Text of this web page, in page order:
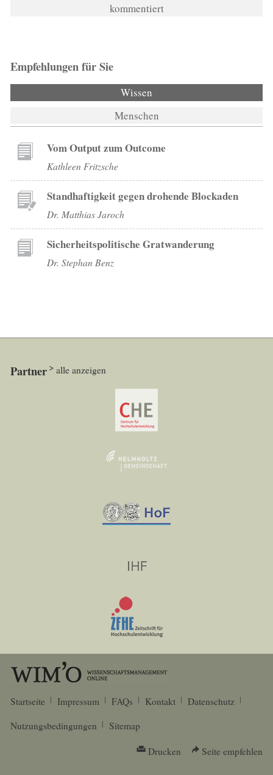
kommentiert
Empfehlungen für Sie
Wissen
Menschen
Vom Output zum Outcome
Kathleen Fritzsche
Standhaftigkeit gegen drohende Blockaden
Dr. Matthias Jaroch
Sicherheitspolitische Gratwanderung
Dr. Stephan Benz
Partner alle anzeigen
Startseite Impressum FAQs Kontakt
Datenschutz
Nutzungsbedingungen
Sitemap
Drucken Seite empfehlen